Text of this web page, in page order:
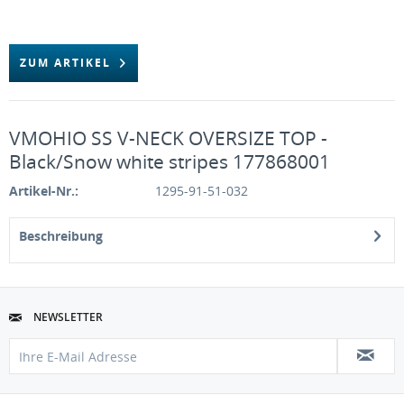
ZUM ARTIKEL
VMOHIO SS V-NECK OVERSIZE TOP -
Black/Snow white stripes 177868001
Artikel-Nr.: 1295-91-51-032
Beschreibung
NEWSLETTER